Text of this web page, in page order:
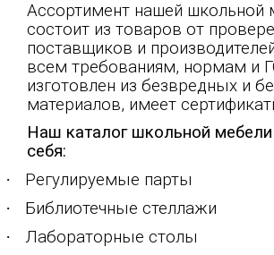
Ассортимент нашей школьной
состоит из товаров от
поставщиков и
всем требованиям, нормам и
изготовлен из безвредных и
материалов, имеет
Наш каталог школьной
себя:
· Регулируемые парты
· Библиотечные стеллажи
· Лабораторные столы